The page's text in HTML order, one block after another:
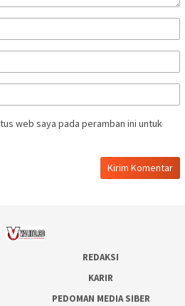
web saya pada peramban ini untuk
REDAKSI
KARIR
PEDOMAN MEDIA SIBER